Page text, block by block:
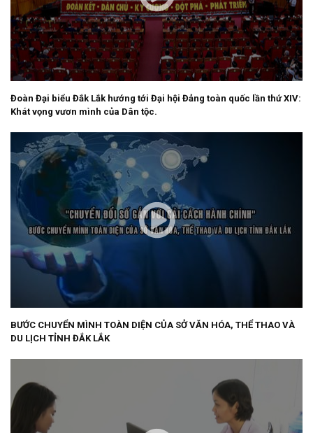
Đoàn Đại biểu Đắk Lắk hướng tới Đại hội Đảng toàn quốc lần thứ XIV:
Khát vọng vươn mình của Dân tộc.
BƯỚC CHUYỂN MÌNH TOÀN DIỆN CỦA SỞ VĂN HÓA, THỂ THAO VÀ
DU LỊCH TỈNH ĐẮK LẮK